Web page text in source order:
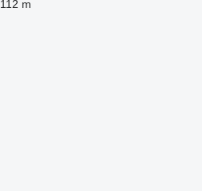
112 m